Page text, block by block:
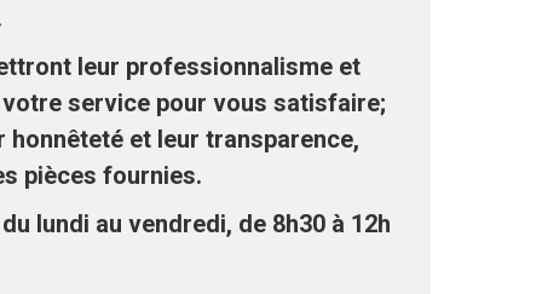
leur professionnalisme et
service pour vous satisfaire;
honnêteté et leur transparence,
pièces fournies.
lundi au vendredi, de 8h30 à 12h